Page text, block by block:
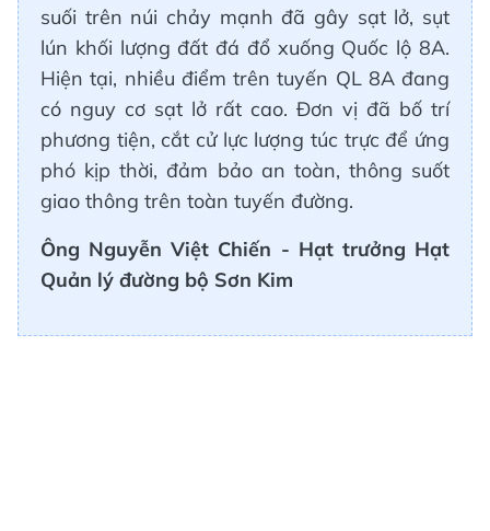
suối trên núi chảy mạnh đã gây sạt lở, sụt
lún khối lượng đất đá đổ xuống Quốc lộ 8A.
Hiện tại, nhiều điểm trên tuyến QL 8A đang
có nguy cơ sạt lở rất cao. Đơn vị đã bố trí
phương tiện, cắt cử lực lượng túc trực để ứng
phó kịp thời, đảm bảo an toàn, thông suốt
giao thông trên toàn tuyến đường.
Ông Nguyễn Việt Chiến - Hạt trưởng Hạt
Quản lý đường bộ Sơn Kim